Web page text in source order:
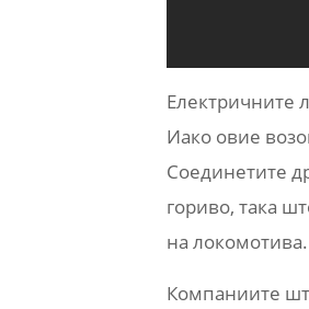
Електричните
Иако овие
Соединетите
гориво, така
на локомотива.
Компаниите